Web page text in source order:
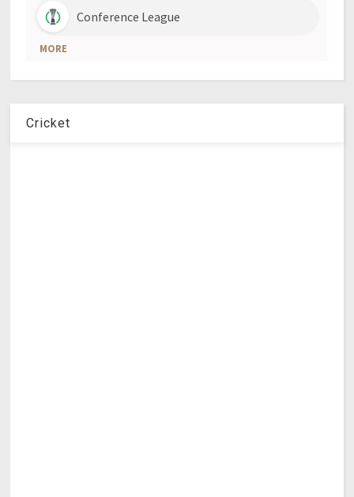
Cricket